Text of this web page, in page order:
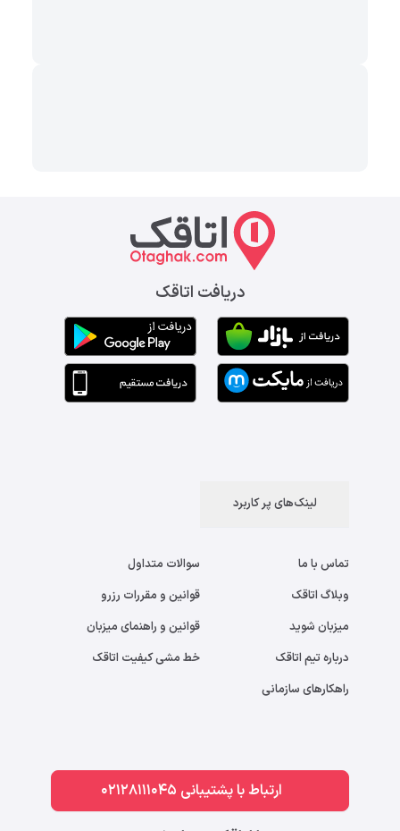
دریافت اتاقک
لینک‌های پر کاربرد
تماس با ما
وبلاگ اتاقک
میزبان شوید
درباره تیم اتاقک
راهکارهای سازمانی
سوالات متداول
قوانین و مقررات رزرو
قوانین و راهنمای میزبان
خط مشی کیفیت اتاقک
ارتباط با پشتیبانی 02128111045